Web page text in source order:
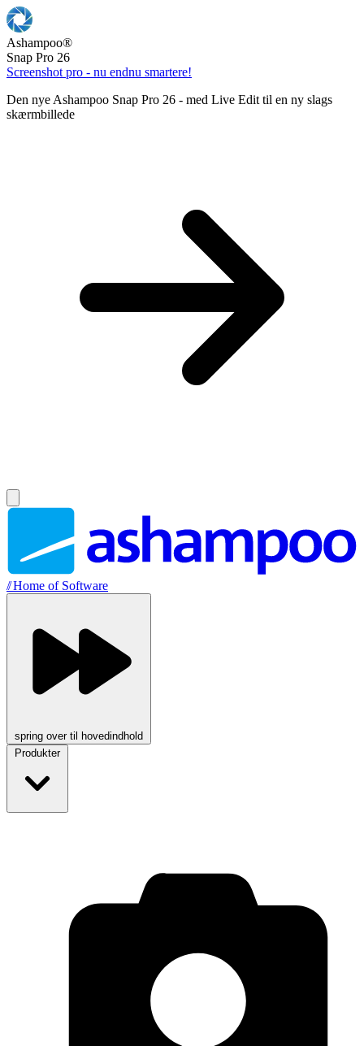
Ashampoo®
Snap Pro 26
Screenshot pro - nu endnu smartere!
Den nye Ashampoo Snap Pro 26 - med Live Edit til en ny slags
skærmbillede
//Home of Software
spring over til hovedindhold
Produkter